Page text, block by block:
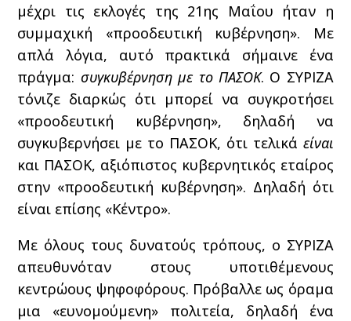
μέχρι τις εκλογές της 21ης Μαΐου ήταν η
συμμαχική «προοδευτική κυβέρνηση». Με
απλά λόγια, αυτό πρακτικά σήμαινε ένα
πράγμα: συγκυβέρνηση με το ΠΑΣΟΚ. Ο ΣΥΡΙΖΑ
τόνιζε διαρκώς ότι μπορεί να συγκροτήσει
«προοδευτική κυβέρνηση», δηλαδή να
συγκυβερνήσει με το ΠΑΣΟΚ, ότι τελικά είναι
και ΠΑΣΟΚ, αξιόπιστος κυβερνητικός εταίρος
στην «προοδευτική κυβέρνηση». Δηλαδή ότι
είναι επίσης «Κέντρο».
Με όλους τους δυνατούς τρόπους, ο ΣΥΡΙΖΑ
απευθυνόταν στους υποτιθέμενους
κεντρώους ψηφοφόρους. Πρόβαλλε ως όραμα
μια «ευνομούμενη» πολιτεία, δηλαδή ένα